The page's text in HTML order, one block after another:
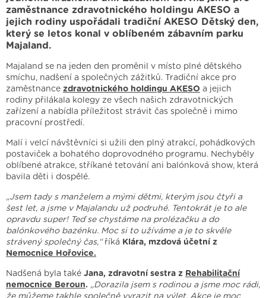
zaměstnance zdravotnického holdingu AKESO a
jejich rodiny uspořádali tradiční AKESO Dětský den,
který se letos konal v oblíbeném zábavním parku
Majaland.
Majaland se na jeden den proměnil v místo plné dětského
smíchu, nadšení a společných zážitků. Tradiční akce pro
zaměstnance zdravotnického holdingu AKESO a jejich
rodiny přilákala kolegy ze všech našich zdravotnických
zařízení a nabídla příležitost strávit čas společně i mimo
pracovní prostředí.
Malí i velcí návštěvníci si užili den plný atrakcí, pohádkových
postaviček a bohatého doprovodného programu. Nechyběly
oblíbené atrakce, stříkané tetování ani balónková show, která
bavila děti i dospělé.
„Jsem tady s manželem a mými dětmi, kterým jsou čtyři a
šest let, a jsme v Majalandu už podruhé. Tentokrát je to ale
opravdu super! Teď se chystáme na prolézačku a do
balónkového bazénku. Moc si to užíváme a je to skvěle
strávený společný čas,“říká Klára, mzdová účetní z
Nemocnice Hořovice.
Nadšená byla také Jana, zdravotní sestra z Rehabilitační
nemocnice Beroun. „Dorazila jsem s rodinou a jsme moc rádi,
že můžeme takhle společně vyrazit na výlet. Akce je moc